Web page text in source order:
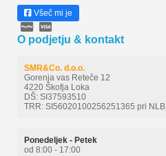
Všeč mi je
O podjetju & kontakt
SMR&Co. d.o.o.
Gorenja vas Reteče 12
4220 Škofja Loka
DŠ: SI37593510
TRR: SI56020100256251365 pri NLB
Ponedeljek - Petek
od 8:00 - 17:00